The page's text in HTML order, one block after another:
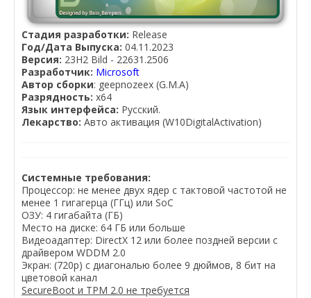
Стадия разработки: Release
Год/Дата Выпуска: 04.11.2023
Версия: 23H2 Bild - 22631.2506
Разработчик: Microsoft
Автор сборки: geepnozeex (G.M.A)
Разрядность: x64
Язык интерфейса: Русский.
Лекарство: Авто активация (W10DigitalActivation)
Системные требования:
Процессор: не менее двух ядер с тактовой частотой не
менее 1 гигагерца (ГГц) или SoC
ОЗУ: 4 гигабайта (ГБ)
Место на диске: 64 ГБ или больше
Видеоадаптер: DirectX 12 или более поздней версии с
драйвером WDDM 2.0
Экран: (720p) с диагональю более 9 дюймов, 8 бит на
цветовой канал
SecureBoot и TPM 2.0 не требуется